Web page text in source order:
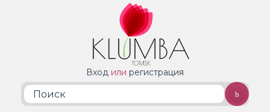
Вход или регистрация